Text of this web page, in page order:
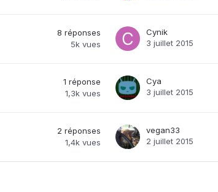
8 réponses
5k vues
Cynik
3 juillet 2015
1 réponse
1,3k vues
Cya
3 juillet 2015
2 réponses
1,4k vues
vegan33
2 juillet 2015